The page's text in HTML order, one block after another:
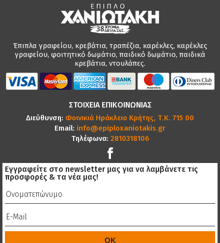
Έπιπλα γραφείου, κρεβάτια, τραπέζια, καρέκλες, καρέκλες
γραφείου, φοιτητικό δωμάτιο, παιδικό δωμάτιο, παιδικά
κρεβάτια, ντουλάπες.
ΣΤΟΙΧΕΙΑ ΕΠΙΚΟΙΝΩΝΙΑΣ
Διεύθυνση: Φοινικιά Ηράκλειο Κρήτης, Τ.Κ. 715 00
Email: info@epiploxaniotakis.gr
Τηλέφωνα: 2810318106
Εγγραφείτε στο newsletter μας για να λαμβάνετε τις
προσφορές & τα νέα μας!